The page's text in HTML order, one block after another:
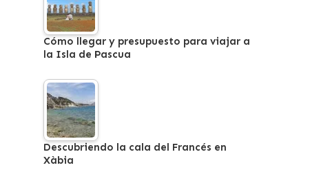
Cómo llegar y presupuesto para viajar a
la Isla de Pascua
Descubriendo la cala del Francés en
Xàbia